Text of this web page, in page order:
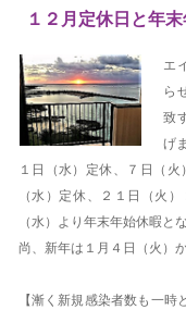
１２月定休日と年
エ
ら
致
げ
１日（水）定休、７日（
（水）定休、２１日（火
（水）より年末年始休暇と
尚、新年は１月４日（火）
【漸く新規感染者数も一